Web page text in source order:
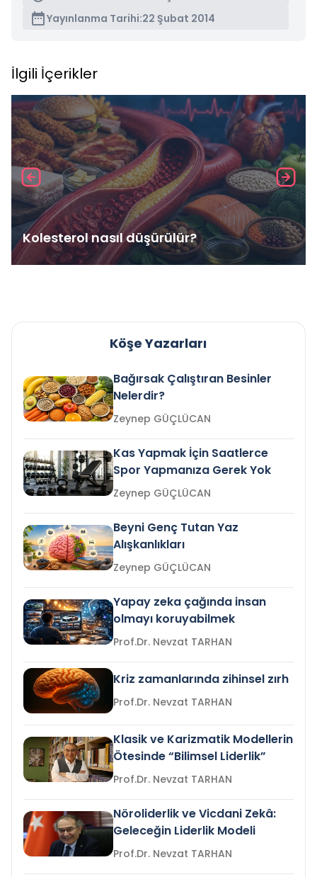
Yayınlanma Tarihi:22 Şubat 2014
İlgili İçerikler
Kolesterol nasıl düşürülür?
Köşe Yazarları
Bağırsak Çalıştıran Besinler
Nelerdir?
Zeynep GÜÇLÜCAN
Kas Yapmak İçin Saatlerce
Spor Yapmanıza Gerek Yok
Zeynep GÜÇLÜCAN
Beyni Genç Tutan Yaz
Alışkanlıkları
Zeynep GÜÇLÜCAN
Yapay zeka çağında insan
olmayı koruyabilmek
Prof.Dr. Nevzat TARHAN
Kriz zamanlarında zihinsel zırh
Prof.Dr. Nevzat TARHAN
Klasik ve Karizmatik Modellerin
Ötesinde “Bilimsel Liderlik”
Prof.Dr. Nevzat TARHAN
Nöroliderlik ve Vicdani Zekâ:
Geleceğin Liderlik Modeli
Prof.Dr. Nevzat TARHAN